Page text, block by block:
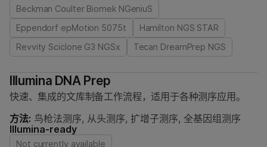
Beckman Coulter Biomek NGeniuS
Eppendorf epMotion 5075t
Hamilton NGS STAR
Revvity Sciclone G3 NGSx
Tecan DreamPrep NGS
Illumina DNA Prep
快速、集成的文库制备工作流程，适用于各种测序应用。
方法: 鸟枪法测序, 从头测序, 扩增子测序, 全基因组测序
Illumina-ready
Not currently available